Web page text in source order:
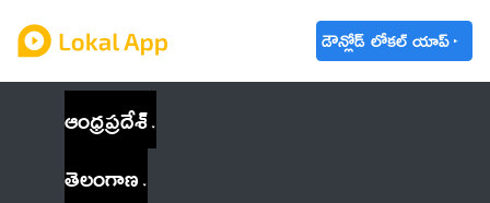
డౌన్లోడ్ లోకల్ యాప్
ఆంధ్రప్రదేశ్
తెలంగాణ